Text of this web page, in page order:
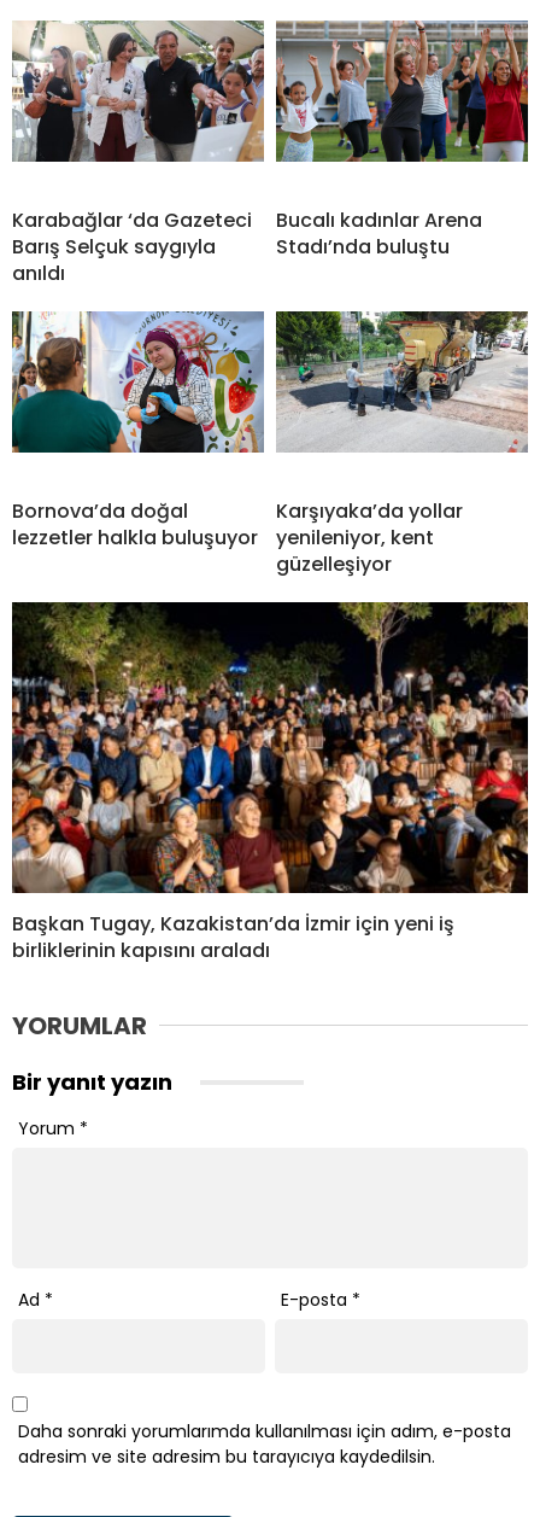
Karabağlar ‘da Gazeteci
Barış Selçuk saygıyla
anıldı
Bucalı kadınlar Arena
Stadı’nda buluştu
Bornova’da doğal
lezzetler halkla buluşuyor
Karşıyaka’da yollar
yenileniyor, kent
güzelleşiyor
Başkan Tugay, Kazakistan’da İzmir için yeni iş
birliklerinin kapısını araladı
YORUMLAR
Bir yanıt yazın
Yorum *
Ad * E-posta *
Daha sonraki yorumlarımda kullanılması için adım, e-posta
adresim ve site adresim bu tarayıcıya kaydedilsin.